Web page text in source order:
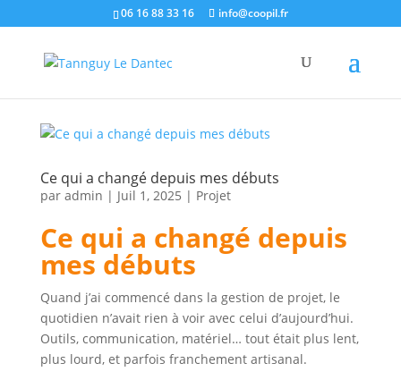
06 16 88 33 16 info@coopil.fr
Ce qui a changé depuis mes débuts
par admin | Juil 1, 2025 | Projet
Ce qui a changé depuis
mes débuts
Quand j’ai commencé dans la gestion de projet, le
quotidien n’avait rien à voir avec celui d’aujourd’hui.
Outils, communication, matériel… tout était plus lent,
plus lourd, et parfois franchement artisanal.